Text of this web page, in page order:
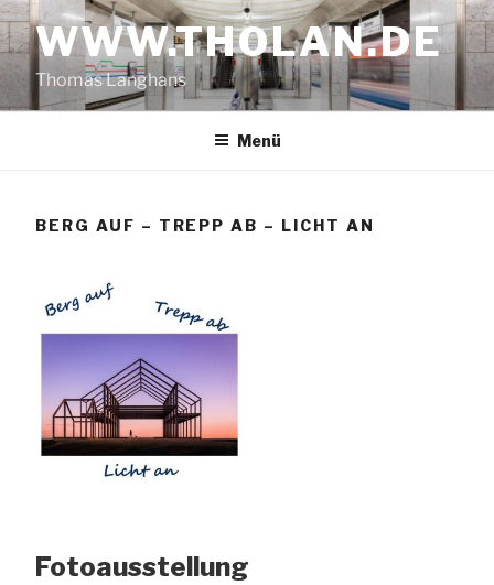
Zum
Inhalt
springenWWW.THOLAN.DE
Thomas Langhans
Menü
BERG AUF – TREPP AB – LICHT AN
Fotoausstellung